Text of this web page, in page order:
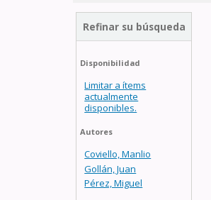
Refinar su búsqueda
Disponibilidad
Limitar a ítems
actualmente
disponibles.
Autores
Coviello, Manlio
Gollán, Juan
Pérez, Miguel